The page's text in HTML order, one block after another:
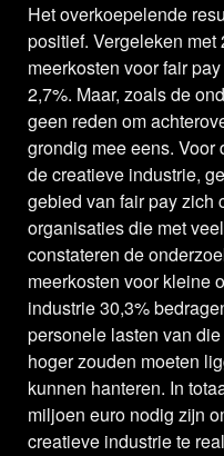
Het overkoepelende
positief. Vergeleken
meerkosten voor fair
2,7%. Maar, zoals de
geen reden om
grondig mee eens. Voor
de creatieve industrie,
gebied van fair pay zich
organisaties die met
constateren de
meerkosten voor kleine
industrie 30,3%
personele lasten van
hoger zouden moeten
kunnen hanteren. In
miljoen euro nodig zijn
creatieve industrie te